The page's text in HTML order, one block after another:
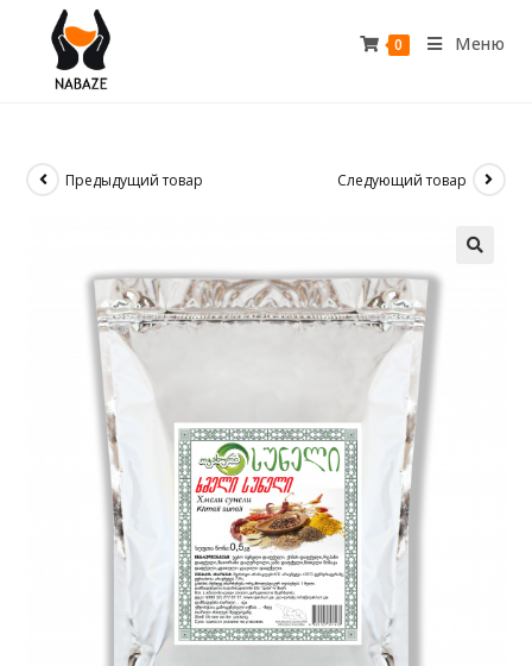
0 Меню
Предыдущий товар Следующий товар